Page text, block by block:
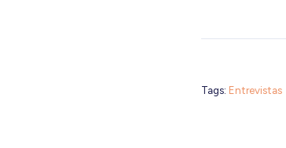
Tags: Entrevistas